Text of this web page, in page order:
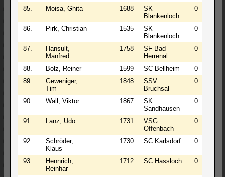
85.
Moisa, Ghita 1688
SK
Blankenloch
0
86. Pirk, Christian 1535
SK
Blankenloch
0
87.
Hansult,
Manfred
1758
SF Bad
Herrenal
0
88. Bolz, Reiner 1599 SC Bellheim 0
89.
Geweniger,
Tim
1848
SSV
Bruchsal
0
90. Wall, Viktor 1867
SK
Sandhausen
0
91. Lanz, Udo 1731
VSG
Offenbach
0
92.
Schröder,
Klaus
1730 SC Karlsdorf 0
93.
Hennrich,
Reinhar
1712 SC Hassloch 0